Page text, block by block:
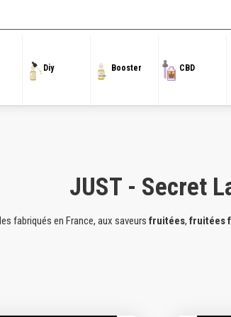
Diy Booster CBD
JUST - Secret
fabriqués en France, aux saveurs fruitées, fruitées